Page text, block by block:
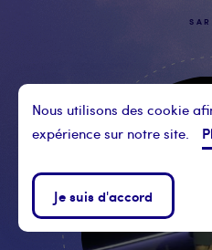
Nous utilisons des cookie
expérience sur notre site.
Je suis d'accord